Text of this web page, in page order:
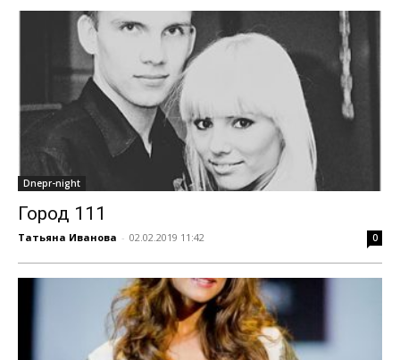
Dnepr-night
Город 111
Татьяна Иванова - 02.02.2019 11:42 0